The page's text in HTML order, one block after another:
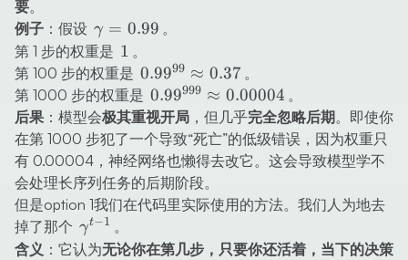
要。
例子 ：假设 \gamma
= 0.99
γ = 0.99 。
第 1 步的权重是 1
1 。
第 100 步的权重是 0.99^{99}
\approx
0.37
0.9999 ≈ 0.37 。
第 1000 步的权重是 0.99^{999}
\approx
0.00004
0.99999 ≈ 0.00004 。
后果 ：模型会极其重视开局 ，但几乎完全忽略后期。即使你
在第 1000 步犯了一个导致“死亡”的低级错误，因为权重只
有 0.00004，神经网络也懒得去改它。这会导致模型学不
会处理长序列任务的后期阶段。
但是option 1我们在代码里实际使用的方法。我们人为地去
掉了那个 \gamma^{t-
1}
γt−1 。
含义 ：它认为无论你在第几步，只要你还活着，当下的决策